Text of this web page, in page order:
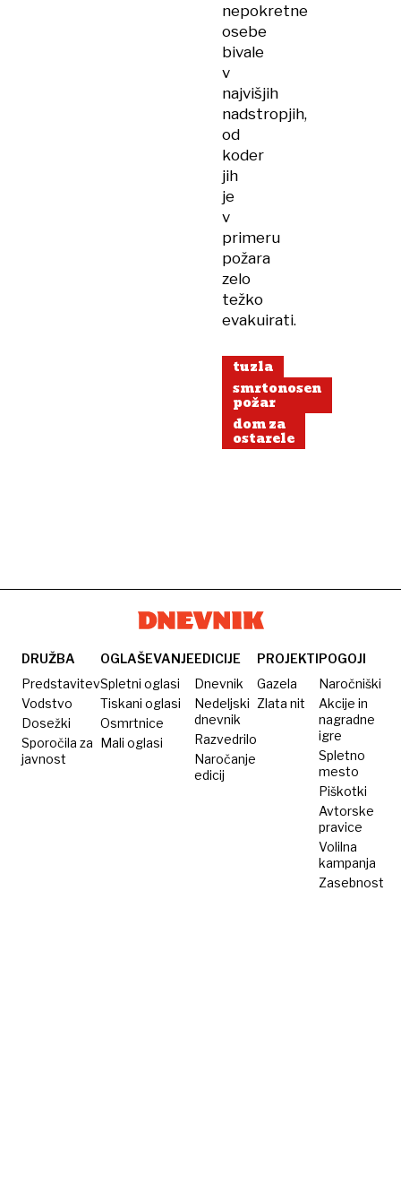
nepokretne
osebe
bivale
v
najvišjih
nadstropjih,
od
koder
jih
je
v
primeru
požara
zelo
težko
evakuirati.
tuzla
smrtonosen
požar
dom za
ostarele
DRUŽBA
Predstavitev
Vodstvo
Dosežki
Sporočila za
javnost
OGLAŠEVANJE
Spletni oglasi
Tiskani oglasi
Osmrtnice
Mali oglasi
EDICIJE
Dnevnik
Nedeljski
dnevnik
Razvedrilo
Naročanje
edicij
PROJEKTI
Gazela
Zlata nit
POGOJI
Naročniški
Akcije in
nagradne
igre
Spletno
mesto
Piškotki
Avtorske
pravice
Volilna
kampanja
Zasebnost